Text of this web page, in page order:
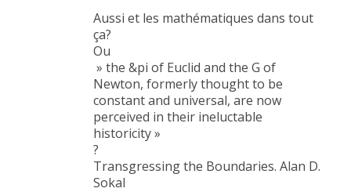
Aussi et les mathématiques dans tout
ça?
Ou
» the &pi of Euclid and the G of
Newton, formerly thought to be
constant and universal, are now
perceived in their ineluctable
historicity »
?
Transgressing the Boundaries. Alan D.
Sokal